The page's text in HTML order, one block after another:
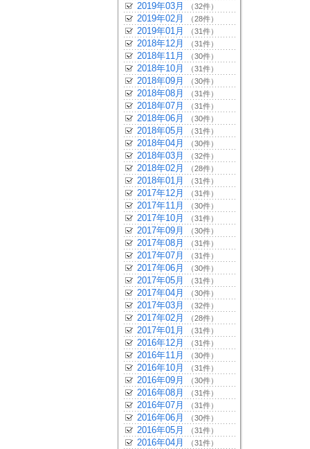
2019年03月 （32件）
2019年02月 （28件）
2019年01月 （31件）
2018年12月 （31件）
2018年11月 （30件）
2018年10月 （31件）
2018年09月 （30件）
2018年08月 （31件）
2018年07月 （31件）
2018年06月 （30件）
2018年05月 （31件）
2018年04月 （30件）
2018年03月 （32件）
2018年02月 （28件）
2018年01月 （31件）
2017年12月 （31件）
2017年11月 （30件）
2017年10月 （31件）
2017年09月 （30件）
2017年08月 （31件）
2017年07月 （31件）
2017年06月 （30件）
2017年05月 （31件）
2017年04月 （30件）
2017年03月 （32件）
2017年02月 （28件）
2017年01月 （31件）
2016年12月 （31件）
2016年11月 （30件）
2016年10月 （31件）
2016年09月 （30件）
2016年08月 （31件）
2016年07月 （31件）
2016年06月 （30件）
2016年05月 （31件）
2016年04月 （31件）